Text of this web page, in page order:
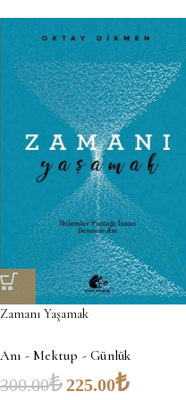
Zamanı Yaşamak
Anı - Mektup - Günlük
300.00₺225.00₺